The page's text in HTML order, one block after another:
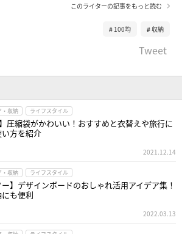
このライターの記事をもっと読む
100均 収納
Tweet
・収納 ライフスタイル
】圧縮袋がかわいい！おすすめと衣替えや旅行に
方を紹介
2021.12.14
・収納 ライフスタイル
ー】デザインボードのおしゃれ活用アイデア集！
も便利
2022.03.13